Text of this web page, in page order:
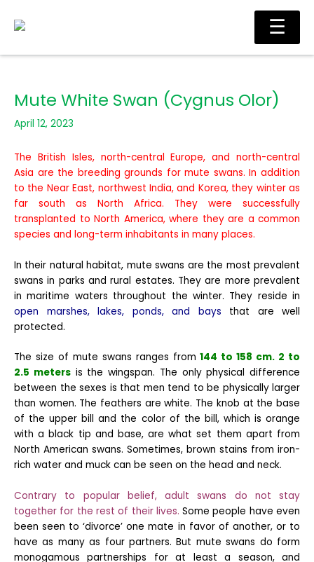
Main
Mute White Swan (Cygnus Olor)
April 12, 2023
The British Isles, north-central Europe, and north-central
Asia are the breeding grounds for mute swans. In addition
to the Near East, northwest India, and Korea, they winter as
far south as North Africa. They were successfully
transplanted to North America, where they are a common
species and long-term inhabitants in many places.
In their natural habitat, mute swans are the most prevalent
swans in parks and rural estates. They are more prevalent
in maritime waters throughout the winter. They reside in
open marshes, lakes, ponds, and bays
that are well
protected.
The size of mute swans ranges from 144 to 158 cm. 2 to
2.5 meters is the wingspan. The only physical difference
between the sexes is that men tend to be physically larger
than women. The feathers are white. The knob at the base
of the upper bill and the color of the bill, which is orange
with a black tip and base, are what set them apart from
North American swans. Sometimes, brown stains from iron-
rich water and muck can be seen on the head and neck.
Contrary to popular belief, adult swans do not stay
together for the rest of their lives. Some people have even
been seen to ‘divorce’ one mate in favor of another, or to
have as many as four partners. But mute swans do form
monogamous partnerships for at least a season, and
☰